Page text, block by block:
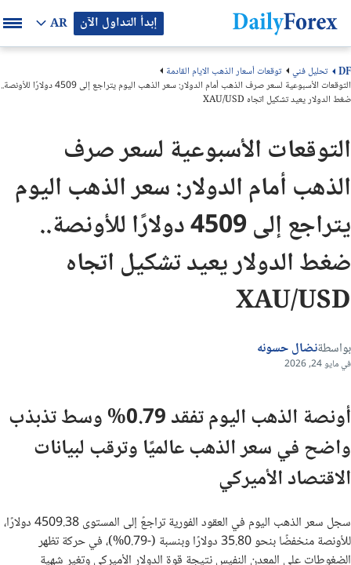
إبدأ التداول الآن AR
DF تحليل فني
توقعات أسعار الذهب الايام القادمة
التوقعات الأسبوعية لسعر صرف الذهب أمام الدولار: سعر الذهب اليوم يتراجع إلى 4509 دولارًا للأونصة..
ضغط الدولار يعيد تشكيل اتجاه XAU/USD
التوقعات الأسبوعية لسعر صرف
الذهب أمام الدولار: سعر الذهب اليوم
يتراجع إلى 4509 دولارًا للأونصة..
ضغط الدولار يعيد تشكيل اتجاه
XAU/USD
بواسطةنضال حسونه
في مايو 24, 2026
أونصة الذهب اليوم تفقد 0.79% وسط تذبذب
واضح في سعر الذهب عالميًا وترقب لبيانات
الاقتصاد الأميركي
سجل سعر الذهب اليوم في العقود الفورية تراجعً إلى المستوى 4509.38 دولارًا،
للأونصة منخفضًا بنحو 35.80 دولارًا وبنسبة (-0.79%)، في حركة تظهر
الضغوطات على المعدن النفيس نتيجة قوة الدولار الأميركي وتغير شهية